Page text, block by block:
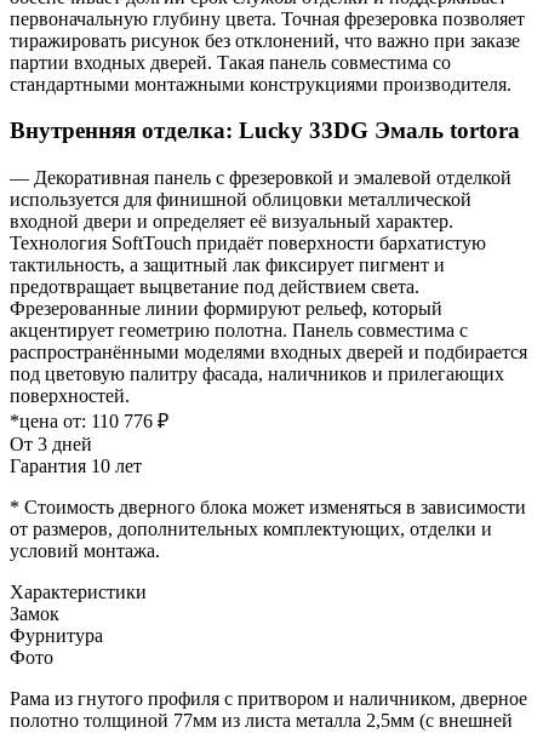
первоначальную глубину цвета. Точная фрезеровка позволяет
тиражировать рисунок без отклонений, что важно при заказе
партии входных дверей. Такая панель совместима со
стандартными монтажными конструкциями производителя.
Внутренняя отделка: Lucky 33DG Эмаль tortora
— Декоративная панель с фрезеровкой и эмалевой отделкой
используется для финишной облицовки металлической
входной двери и определяет её визуальный характер.
Технология SoftTouch придаёт поверхности бархатистую
тактильность, а защитный лак фиксирует пигмент и
предотвращает выцветание под действием света.
Фрезерованные линии формируют рельеф, который
акцентирует геометрию полотна. Панель совместима с
распространёнными моделями входных дверей и подбирается
под цветовую палитру фасада, наличников и прилегающих
поверхностей.
*цена от: 110 776 ₽
От 3 дней
Гарантия 10 лет
* Стоимость дверного блока может изменяться в зависимости
от размеров, дополнительных комплектующих, отделки и
условий монтажа.
Характеристики
Замок
Фурнитура
Фото
Рама из гнутого профиля с притвором и наличником, дверное
полотно толщиной 77мм из листа металла 2,5мм (с внешней